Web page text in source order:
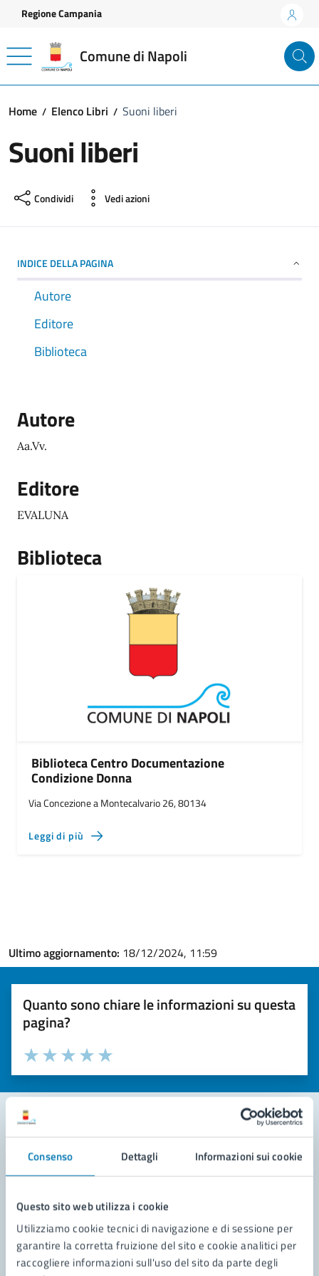
Consenso Dettagli Informazioni sui cookie
Questo sito web utilizza i cookie
Utilizziamo cookie tecnici di navigazione e di sessione per
garantire la corretta fruizione del sito e cookie analitici per
raccogliere informazioni sull'uso del sito da parte degli
Vai ai contenuti
Vai al footer
Regione Campania
Comune di Napoli
Home Elenco Libri Suoni liberi
Suoni liberi
Condividi Vedi azioni
INDICE DELLA PAGINA
Autore
Editore
Biblioteca
Autore
Aa.Vv.
Editore
EVALUNA
Biblioteca
Biblioteca Centro Documentazione
Condizione Donna
Via Concezione a Montecalvario 26, 80134
Leggi di più
Ultimo aggiornamento: 18/12/2024, 11:59
Quanto sono chiare le informazioni su questa
pagina?
Valuta la chiarezza delle informazioni (da 1 a 5 stelle)
Seleziona il numero di stelle per valutare la chiarezza delle
Valuta 5 stelle su 5
Valuta 4 stelle su 5
Valuta 3 stelle su 5
Valuta 2 stelle su 5
Valuta 1 stelle su 5
Contatta il comune
Leggi le domande frequenti
Richiedi assistenza
Prenota appuntamento